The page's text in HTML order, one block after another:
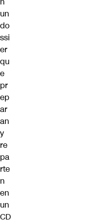
un
do
ssi
er
qu
e
pr
ep
ar
an
y
re
pa
rte
n
en
un
CD